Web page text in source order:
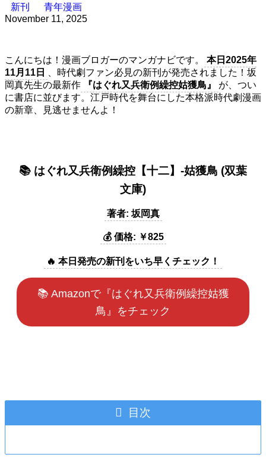
新刊
青年漫画
November 11, 2025
こんにちは！漫画ブロガーのマンガナビです。
本日2025年
11月11日
、時代劇ファン必見の新刊が発売されました！坂
岡真先生の最新作
『はぐれ又兵衛例繰控姑獲鳥』
が、つい
に書店に並びます。江戸時代を舞台にした本格派時代劇漫画
の新章、見逃せませんよ！
📚 はぐれ又兵衛例繰控【十二】-姑獲鳥 (双葉
文庫)
著者: 坂岡真
💰 価格: ￥825
🔥 本日発売の新刊をいち早くチェック！
📚 Amazonで『はぐれ又兵衛例繰控姑獲
鳥』をチェック
目次